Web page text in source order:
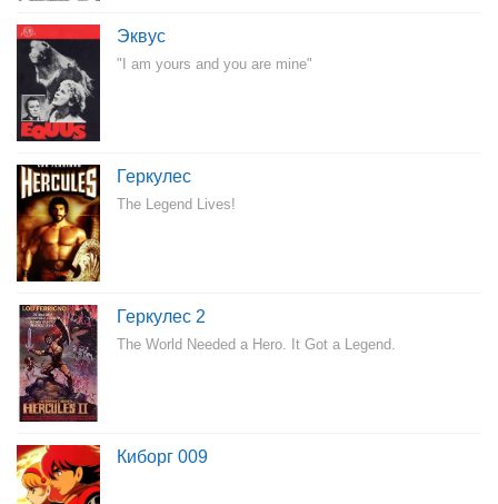
Эквус
"I am yours and you are mine"
Геркулес
The Legend Lives!
Геркулес 2
The World Needed a Hero. It Got a Legend.
Киборг 009